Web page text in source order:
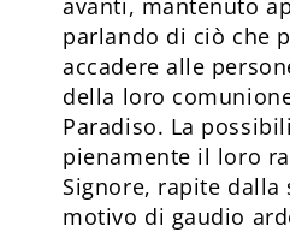
parlando di ciò che
accadere alle
della loro
Paradiso. La
pienamente il loro
Signore, rapite dalla
motivo di gaudio